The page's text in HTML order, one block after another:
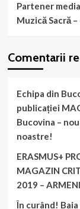
Partener
Muzică Sacră
Comentarii
Echipa din
publicației
Bucovina –
noastre!
ERASMUS+
MAGAZIN
2019 –
În curând!